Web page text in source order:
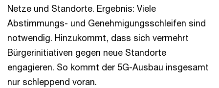
Netze und Standorte. Ergebnis: Viele
Abstimmungs- und Genehmigungsschleifen sind
notwendig. Hinzukommt, dass sich vermehrt
Bürgerinitiativen gegen neue Standorte
engagieren. So kommt der 5G-Ausbau insgesamt
nur schleppend voran.